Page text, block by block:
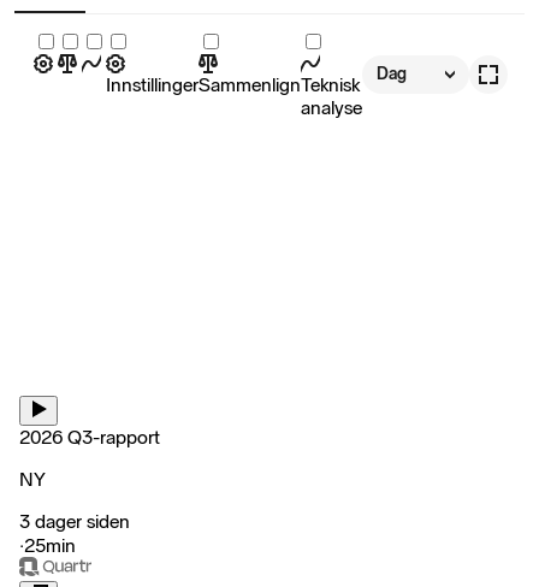
InnstillingerSammenlignTeknisk
analyse
Dag
2026 Q3-rapport
NY
3 dager siden
‧25min